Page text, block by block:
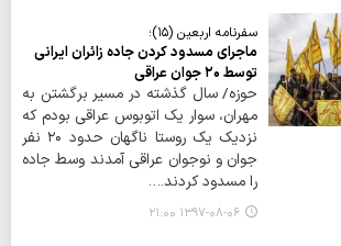
سفرنامه اربعین (۱۵)؛
ماجرای مسدود کردن جاده زائران ایرانی
توسط ۲۰ جوان عراقی
حوزه/ سال گذشته در مسیر برگشتن به
مهران، سوار یک اتوبوس عراقی بودم که
نزدیک یک روستا ناگهان حدود ۲۰ نفر
جوان و نوجوان عراقی آمدند وسط جاده
را مسدود کردند.…
۱۳۹۷-۰۸-۰۶ ۲۱:۰۰